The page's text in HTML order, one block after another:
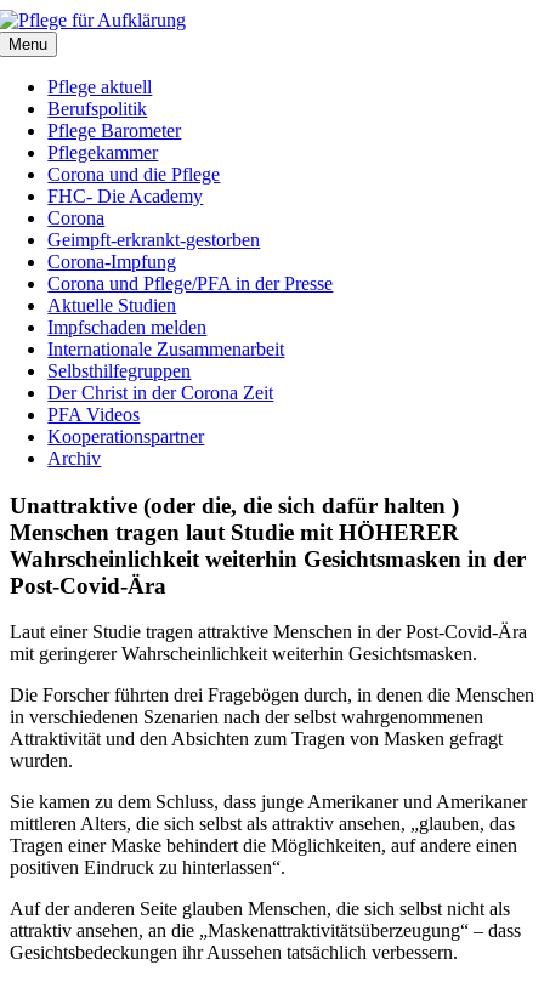
Zum
Inhalt
springen
Menu
Pflege aktuell
Berufspolitik
Pflege Barometer
Pflegekammer
Corona und die Pflege
FHC- Die Academy
Corona
Geimpft-erkrankt-gestorben
Corona-Impfung
Corona und Pflege/PFA in der Presse
Aktuelle Studien
Impfschaden melden
Internationale Zusammenarbeit
Selbsthilfegruppen
Der Christ in der Corona Zeit
PFA Videos
Kooperationspartner
Archiv
Unattraktive (oder die, die sich dafür halten )
Menschen tragen laut Studie mit HÖHERER
Wahrscheinlichkeit weiterhin Gesichtsmasken in der
Post-Covid-Ära
Laut einer Studie tragen attraktive Menschen in der Post-Covid-Ära
mit geringerer Wahrscheinlichkeit weiterhin Gesichtsmasken.
Die Forscher führten drei Fragebögen durch, in denen die Menschen
in verschiedenen Szenarien nach der selbst wahrgenommenen
Attraktivität und den Absichten zum Tragen von Masken gefragt
wurden.
Sie kamen zu dem Schluss, dass junge Amerikaner und Amerikaner
mittleren Alters, die sich selbst als attraktiv ansehen, „glauben, das
Tragen einer Maske behindert die Möglichkeiten, auf andere einen
positiven Eindruck zu hinterlassen“.
Auf der anderen Seite glauben Menschen, die sich selbst nicht als
attraktiv ansehen, an die „Maskenattraktivitätsüberzeugung“ – dass
Gesichtsbedeckungen ihr Aussehen tatsächlich verbessern.